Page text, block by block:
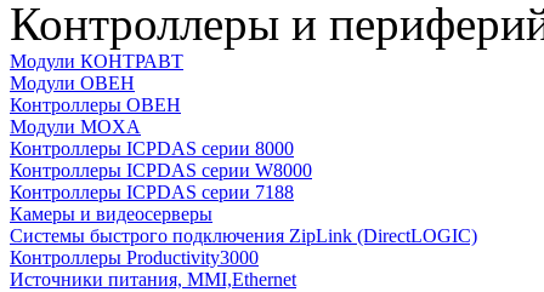
Контроллеры и
Модули КОНТРАВТ
Модули ОВЕН
Контроллеры ОВЕН
Модули MOXA
Контроллеры ICPDAS серии 8000
Контроллеры ICPDAS серии W8000
Контроллеры ICPDAS серии 7188
Камеры и видеосерверы
Системы быстрого подключения ZipLink (DirectLOGIC)
Контроллеры Productivity3000
Источники питания, MMI,Ethernet